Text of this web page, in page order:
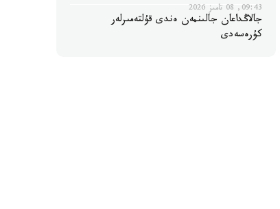
09:43, 08 تامىز 2026
جالاڭداعان جالىنمەن ەندى قۇلتەمىرلەر
كۇرەسەدى